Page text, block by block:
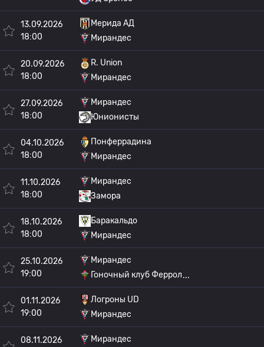
13.09.2026
18:00
Мерида АД
Мирандес
20.09.2026
18:00
R. Union
Мирандес
27.09.2026
18:00
Мирандес
Юнионисты
04.10.2026
18:00
Понферрадина
Мирандес
11.10.2026
18:00
Мирандес
Замора
18.10.2026
18:00
Баракальдо
Мирандес
25.10.2026
19:00
Мирандес
Гоночный клуб Феррол
01.11.2026
19:00
Логроны UD
Мирандес
08.11.2026
Мирандес